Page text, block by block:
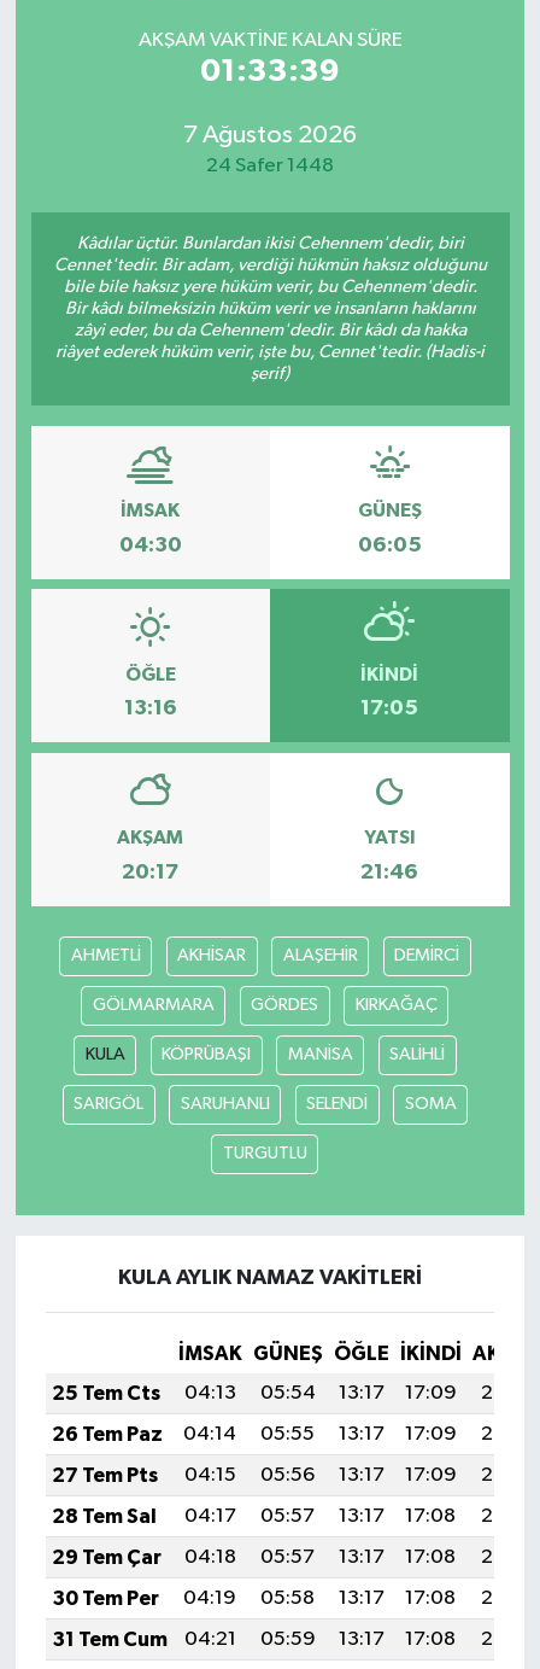
AKŞAM VAKTINE KALAN SÜRE
01:33:39
7 Ağustos 2026
24 Safer 1448
Kâdılar üçtür. Bunlardan ikisi Cehennem'dedir, biri
Cennet'tedir. Bir adam, verdiği hükmün haksız olduğunu
bile bile haksız yere hüküm verir, bu Cehennem'dedir.
Bir kâdı bilmeksizin hüküm verir ve insanların haklarını
zâyi eder, bu da Cehennem'dedir. Bir kâdı da hakka
riâyet ederek hüküm verir, işte bu, Cennet'tedir. (Hadis-i
şerif)
İMSAK
04:30
GÜNEŞ
06:05
ÖĞLE
13:16
İKINDI
17:05
AKŞAM
20:17
YATSI
21:46
AHMETLİ AKHİSAR ALAŞEHİR DEMİRCİ
GÖLMARMARA GÖRDES KIRKAĞAÇ
KULA KÖPRÜBAŞI MANİSA SALİHLİ
SARIGÖL SARUHANLI SELENDİ SOMA
TURGUTLU
KULA AYLIK NAMAZ VAKITLERI
İMSAK GÜNEŞ ÖĞLE İKINDI
25 Tem Cts
04:13 05:54 13:17 17:09
20:30
26 Tem Paz
04:14 05:55 13:17 17:09
20:29
27 Tem Pts
04:15 05:56 13:17 17:09
20:28
28 Tem Sal
04:17 05:57 13:17 17:08
20:27
29 Tem Çar
04:18 05:57 13:17 17:08
20:27
30 Tem Per
04:19 05:58 13:17 17:08
20:26
31 Tem Cum
04:21 05:59 13:17 17:08
20:25